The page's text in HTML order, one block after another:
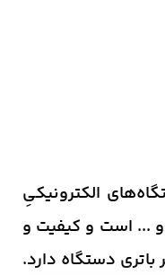
الکترونیکیِ
و ... است و کیفیت و
باتری دستگاه دارد.